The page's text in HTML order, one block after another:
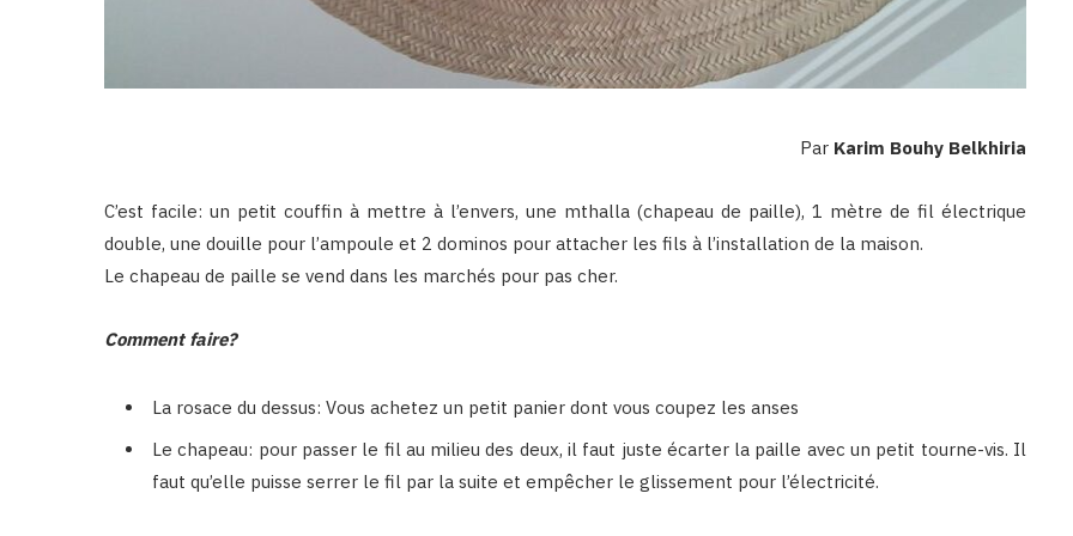
Par Karim Bouhy Belkhiria
C’est facile: un petit couffin à mettre à l’envers, une mthalla (chapeau de paille), 1 mètre de fil électrique
double, une douille pour l’ampoule et 2 dominos pour attacher les fils à l’installation de la maison.
Le chapeau de paille se vend dans les marchés pour pas cher.
Comment faire?
La rosace du dessus: Vous achetez un petit panier dont vous coupez les anses
Le chapeau: pour passer le fil au milieu des deux, il faut juste écarter la paille avec un petit tourne-vis. Il
faut qu’elle puisse serrer le fil par la suite et empêcher le glissement pour l’électricité.